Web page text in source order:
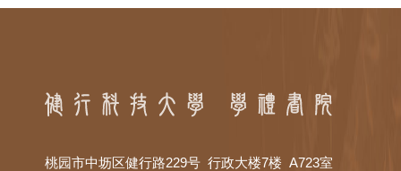
桃园市中坜区健行路229号 行政大楼7楼 A723室